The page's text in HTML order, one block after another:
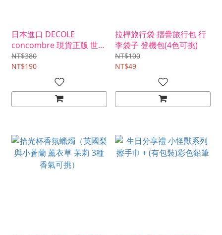
日本進口 DECOLE
concombre 現貨正版 世界
旅貓公仔 / 喝啤酒的黑貓
貓咪 公仔 裝飾品 小擺飾 禮
物 (ZCB-87268)
NT$380
NT$190
拉桿旅行袋 摺疊旅行包 行
李袋子 登機包(4色可挑)
NT$100
NT$49